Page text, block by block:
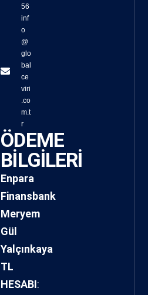
56
inf
o
@
glo
bal
ce
viri
.co
m.t
r
ÖDEME
BİLGİLERİ
Enpara
Finansbank
Meryem
Gül
Yalçınkaya
TL
HESABI: